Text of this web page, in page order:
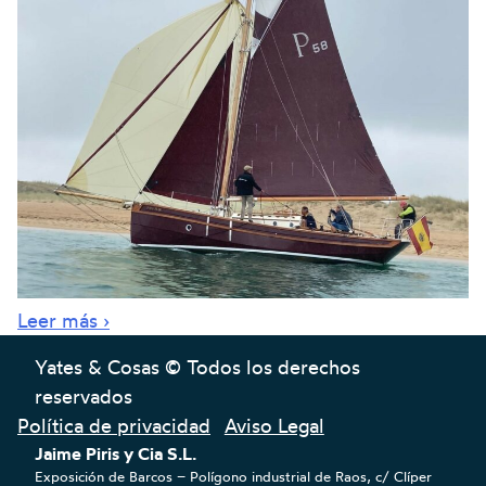
Leer más ›
Yates & Cosas © Todos los derechos
reservados
Política de privacidad
Aviso Legal
Jaime Piris y Cia S.L.
Exposición de Barcos – Polígono industrial de Raos, c/ Clíper